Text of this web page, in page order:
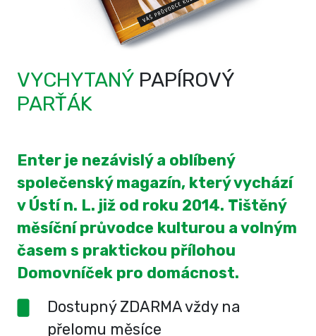
VYCHYTANÝ PAPÍROVÝ
PARŤÁK
Enter je nezávislý a oblíbený
společenský magazín, který vychází
v Ústí n. L. již od roku 2014. Tištěný
měsíční průvodce kulturou a volným
časem s praktickou přílohou
Domovníček pro domácnost.
Dostupný ZDARMA vždy na
přelomu měsíce